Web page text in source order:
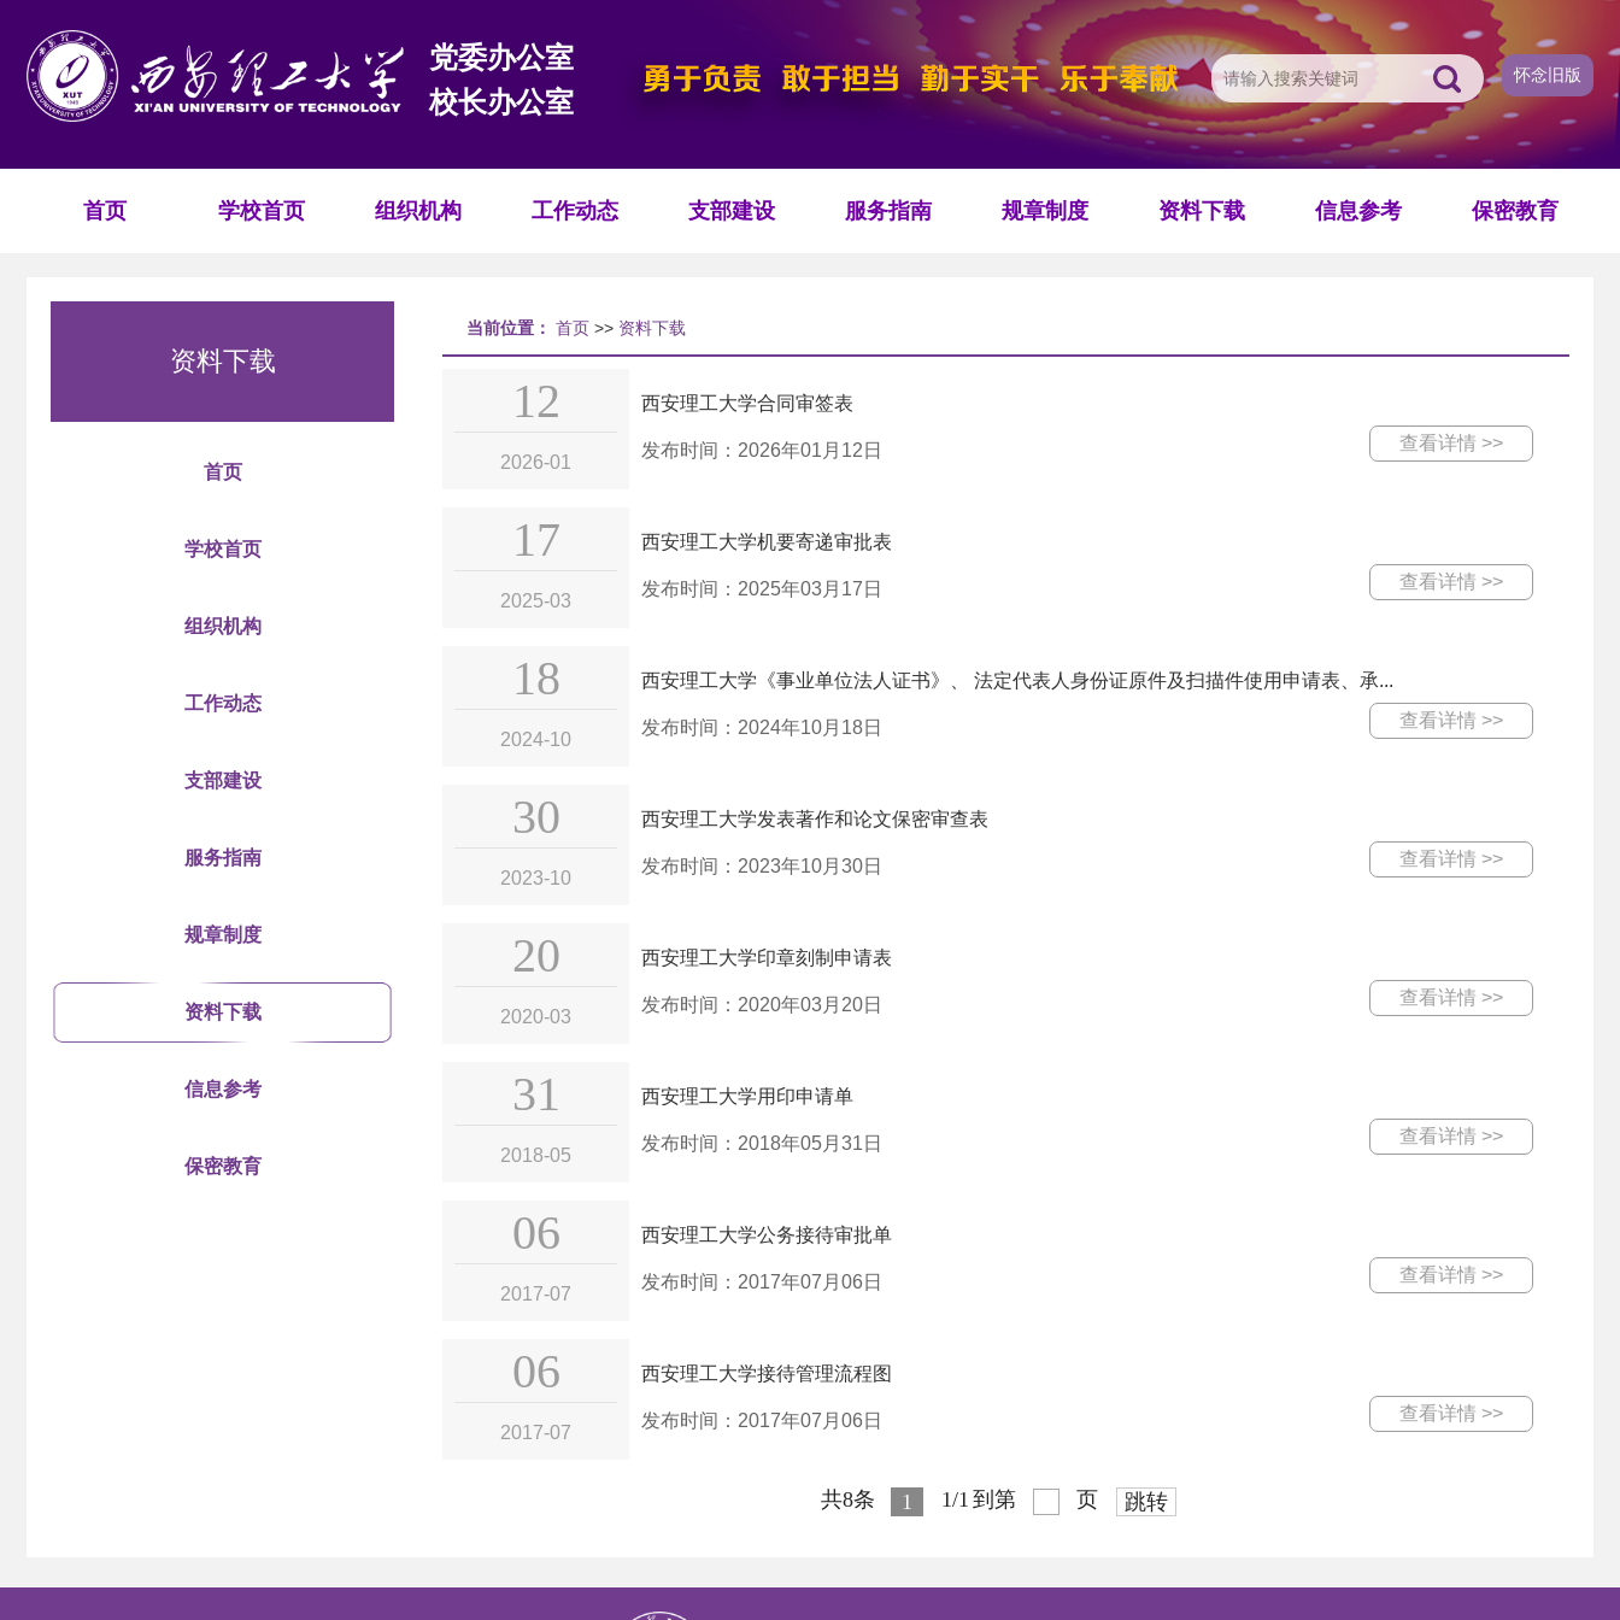
党委办公室
校长办公室
怀念旧版
首页 学校首页 组织机构 工作动态 支部建设 服务指南 规章制度 资料下载 信息参考 保密教育
资料下载
首页
学校首页
组织机构
工作动态
支部建设
服务指南
规章制度
资料下载
信息参考
保密教育
当前位置： 首页 >> 资料下载
12
2026-01
西安理工大学合同审签表
发布时间：2026年01月12日 查看详情 >>
17
2025-03
西安理工大学机要寄递审批表
发布时间：2025年03月17日 查看详情 >>
18
2024-10
西安理工大学《事业单位法人证书》、 法定代表人身份证原件及扫描件使用申请表、承...
发布时间：2024年10月18日 查看详情 >>
30
2023-10
西安理工大学发表著作和论文保密审查表
发布时间：2023年10月30日 查看详情 >>
20
2020-03
西安理工大学印章刻制申请表
发布时间：2020年03月20日 查看详情 >>
31
2018-05
西安理工大学用印申请单
发布时间：2018年05月31日 查看详情 >>
06
2017-07
西安理工大学公务接待审批单
发布时间：2017年07月06日 查看详情 >>
06
2017-07
西安理工大学接待管理流程图
发布时间：2017年07月06日 查看详情 >>
共8条 1 1/1 到第 页 跳转